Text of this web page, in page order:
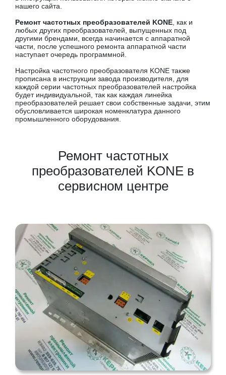
нашего сайта.
Ремонт частотных преобразователей KONE , как и
любых других преобразователей, выпущенных под
другими брендами, всегда начинается с аппаратной
части, после успешного ремонта аппаратной части
наступает очередь программной.
Настройка частотного преобразователя KONE также
прописана в инструкции завода производителя, для
каждой серии частотных преобразователей настройка
будет индивидуальной, так как каждая линейка
преобразователей решает свои собственные задачи, этим
обусловливается широкая номенклатура данного
промышленного оборудования.
Ремонт частотных
преобразователей KONE в
сервисном центре